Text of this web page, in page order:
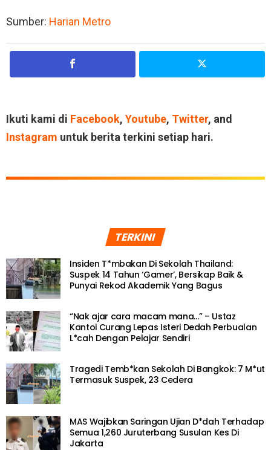
Sumber: Harian Metro
Ikuti kami di Facebook, Youtube, Twitter, and
Instagram untuk berita terkini setiap hari.
TERKINI
Insiden T*mbakan Di Sekolah Thailand:
Suspek 14 Tahun ‘Gamer’, Bersikap Baik &
Punyai Rekod Akademik Yang Bagus
“Nak ajar cara macam mana…” – Ustaz
Kantoi Curang Lepas Isteri Dedah Perbualan
L*cah Dengan Pelajar Sendiri
Tragedi Temb*kan Sekolah Di Bangkok: 7 M*ut
Termasuk Suspek, 23 Cedera
MAS Wajibkan Saringan Ujian D*dah Terhadap
Semua 1,260 Juruterbang Susulan Kes Di
Jakarta